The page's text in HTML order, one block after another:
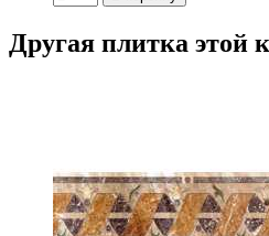
Другая плитка этой